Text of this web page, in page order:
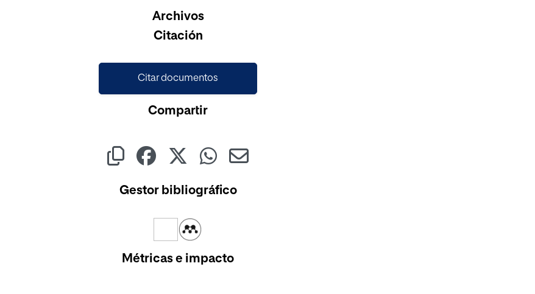
Archivos
Citación
Citar documentos
Compartir
Gestor bibliográfico
Métricas e impacto